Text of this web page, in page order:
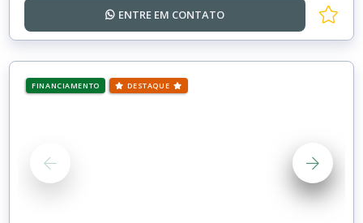
ENTRE EM CONTATO
FINANCIAMENTO DESTAQUE